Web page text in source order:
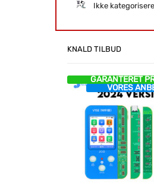
Ikke
KNALD TILBUD
GARANTERET
VORES